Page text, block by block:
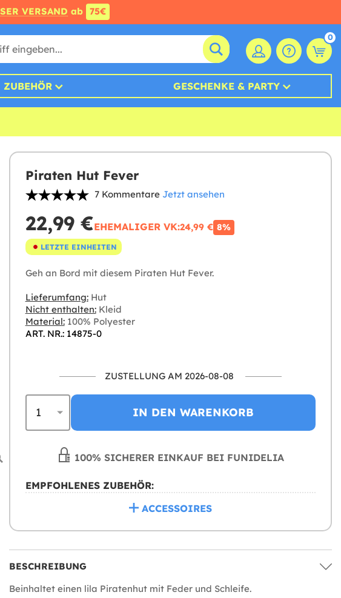
VERSAND ab 75€
0
ZUBEHÖR GESCHENKE & PARTY
Piraten Hut Fever
7 Kommentare Jetzt ansehen
22,99 €EHEMALIGER VK:24,99 € 8%
LETZTE EINHEITEN
Geh an Bord mit diesem Piraten Hut Fever.
Lieferumfang:Hut
Nicht enthalten:Kleid
Material:100% Polyester
ART. NR.: 14875-0
ZUSTELLUNG AM 2026-08-08
IN DEN WARENKORB
100% SICHERER EINKAUF BEI FUNIDELIA
EMPFOHLENES ZUBEHÖR:
ACCESSOIRES
BESCHREIBUNG
Beinhaltet einen lila Piratenhut mit Feder und Schleife.